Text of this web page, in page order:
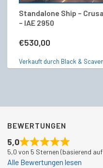
Standalone Ship –
– IAE 2950
€530,00
Verkauft durch Black &
BEWERTUNGEN
5,0
5,0 von 5 Sternen (basierend auf
Alle Bewertungen lesen